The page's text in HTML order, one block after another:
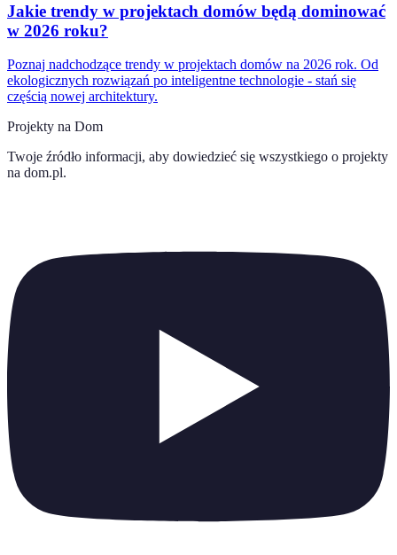
Jakie trendy w projektach domów będą dominować
w 2026 roku?
Poznaj nadchodzące trendy w projektach domów na 2026 rok. Od
ekologicznych rozwiązań po inteligentne technologie - stań się
częścią nowej architektury.
Projekty na Dom
Twoje źródło informacji, aby dowiedzieć się wszystkiego o projekty
na dom.pl.